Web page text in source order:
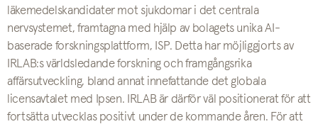
läkemedelskandidater mot sjukdomar i det centrala
nervsystemet, framtagna med hjälp av bolagets unika AI-
baserade forskningsplattform, ISP. Detta har möjliggjorts av
IRLAB:s världsledande forskning och framgångsrika
affärsutveckling, bland annat innefattande det globala
licensavtalet med Ipsen. IRLAB är därför väl positionerat för att
fortsätta utvecklas positivt under de kommande åren. För att